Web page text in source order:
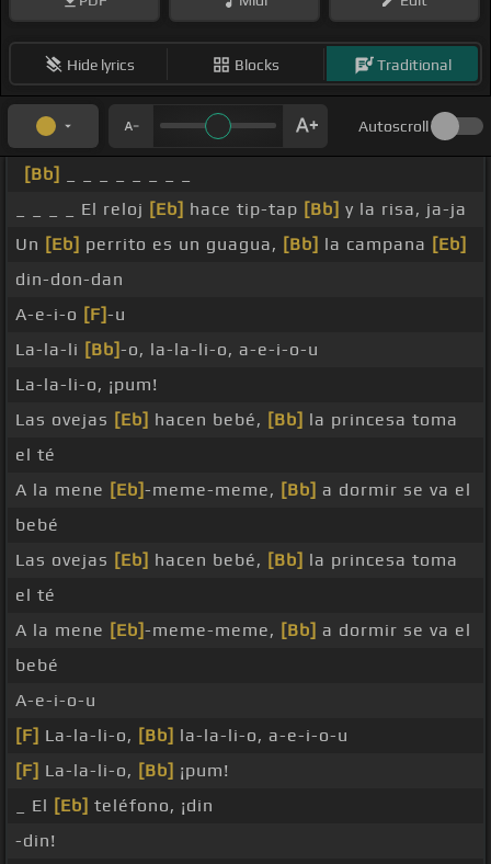
Hide lyrics Blocks Traditional
Autoscroll
[Bb]
_ _ _ _ El reloj [Eb] hace tip-tap [Bb] y la risa, ja-ja
Un [Eb] perrito es un guagua, [Bb] la campana [Eb]
din-don-dan
A-e-i-o [F]-u
La-la-li [Bb]-o, la-la-li-o, a-e-i-o-u
La-la-li-o, ¡pum!
Las ovejas [Eb] hacen bebé, [Bb] la princesa toma
el té
A la mene [Eb]-meme-meme, [Bb] a dormir se va el
bebé
Las ovejas [Eb] hacen bebé, [Bb] la princesa toma
el té
A la mene [Eb]-meme-meme, [Bb] a dormir se va el
bebé
A-e-i-o-u
[F] La-la-li-o, [Bb] la-la-li-o, a-e-i-o-u
[F] La-la-li-o, [Bb] ¡pum!
_ El [Eb] teléfono, ¡din
-din!